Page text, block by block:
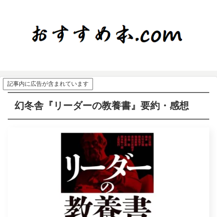
記事内に広告が含まれています
幻冬舎『リーダーの教養書』要約・感想